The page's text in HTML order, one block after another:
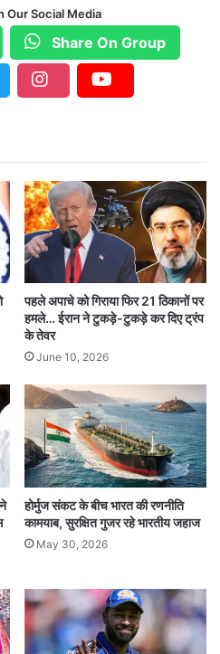
एयर इंडिया की फ्लाइट
अचानक रनवे से फिसलकर 16
में चली गई।
है कि विमान के दाहिने इंजन
पहुंचा है। इसके साथ ही
एयरपोर्ट अथॉरिटी के
बोर्ड और चार रनवे
Our Social Media
Share On Group
पहले अपाचे को गिराया फिर 21 ठिकानों पर
हमले… ईरान ने टुकड़े-टुकड़े कर दिए ट्रंप
के तेवर
June 10, 2026
होर्मुज संकट के बीच भारत की रणनीति
कामयाब, सुरक्षित गुजर रहे भारतीय जहाज
May 30, 2026